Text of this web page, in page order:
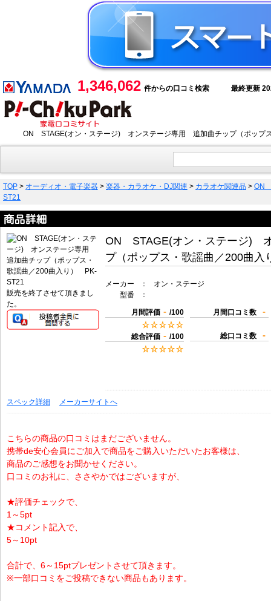
1,346,062 件からの口コミ検索 最終更新
ON STAGE(オン・ステージ) オンステージ専用 追加曲チップ（ポップ
TOP > オーディオ・電子楽器 > 楽器・カラオケ・DJ関連 > カラオケ関連品 > ON
ST21
販売を終了させて頂きまし
た。
ON STAGE(オン・ステージ)
プ（ポップス・歌謡曲／200曲
メーカー ：
オン・ステージ
型番
：
月間評価 - /100
総合評価 - /100
月間口コミ数 -
総口コミ数 -
スペック詳細 メーカーサイトへ
こちらの商品の口コミはまだございません。
携帯de安心会員にご加入で商品をご購入いただいたお客様は、
商品のご感想をお聞かせください。
口コミのお礼に、ささやかではございますが、
★評価チェックで、
1～5pt
★コメント記入で、
5～10pt
合計で、6～15ptプレゼントさせて頂きます。
※一部口コミをご投稿できない商品もあります。